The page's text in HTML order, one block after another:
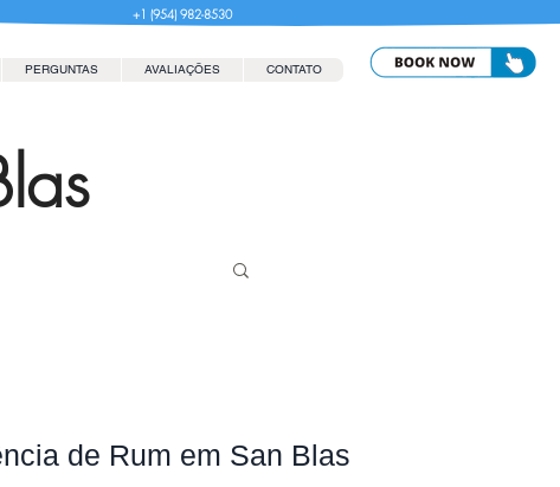
+1 (954) 982-8530
PERGUNTAS AVALIAÇÕES CONTATO
de Rum em San Blas